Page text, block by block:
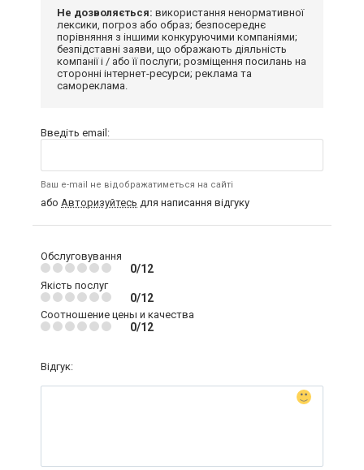
Не дозволяється: використання ненормативної
лексики, погроз або образ; безпосереднє
порівняння з іншими конкуруючими компаніями;
безпідставні заяви, що ображають діяльність
компанії і / або її послуги; розміщення посилань на
сторонні інтернет-ресурси; реклама та
самореклама.
Введіть email:
Ваш e-mail не відображатиметься на сайті
або Авторизуйтесь для написання відгуку
Обслуговування
0/12
Якість послуг
0/12
Соотношение цены и качества
0/12
Відгук: